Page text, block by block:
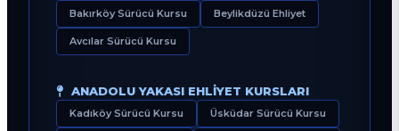
Bakırköy Sürücü Kursu Beylikdüzü Ehliyet
Avcılar Sürücü Kursu
ANADOLU YAKASI EHLIYET KURSLARI
Kadıköy Sürücü Kursu Üsküdar Sürücü Kursu